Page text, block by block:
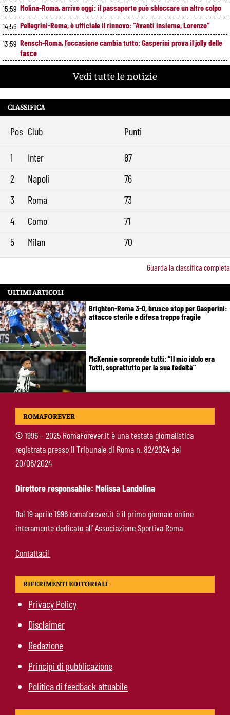
15:59 Molina-Roma, arrivo oggi: il passaporto può sbloccare un altro colpo
14:56 Pellegrini-Roma, è ufficiale il rinnovo: “Avanti insieme, Lorenzo”
13:59 Rensch-Roma, l’occasione cambia tutto: Gasperini prova il jolly delle
fasce
Kumbulla lascia la Roma: ufficiale il prestito al Rayo Vallecano
11:49
10:41 Rowe chiude alla Roma: “Sono concentrato sul Bologna”. Poi esalta
9:32
Mercato Roma, Gasperini aspetta ancora il suo trequartista: Nusa
sfuma, ora Fofana e Gittens
Vedi tutte le notizie
CLASSIFICA
Pos Club Punti
1 Inter
87
2
Napoli
76
3
Roma
73
4
Como
71
5
Milan 70
Guarda la classifica completa
ULTIMI ARTICOLI
Brighton-Roma 3-0, brusco stop per Gasperini:
attacco sterile e difesa troppo fragile
McKennie sorprende tutti: “Il mio idolo era
Totti, soprattutto per la sua fedeltà”
Roma-Endrick, Gasperini ci prova davvero:
Pellegrini-Roma, è ufficiale il rinnovo: “Avanti
insieme, Lorenzo”
ROMAFOREVER
©1996 – 2025 RomaForever.it è una testata giornalistica
registrata presso il Tribunale di Roma n. 82/2024 del
20/06/2024
Direttore responsabile: Melissa Landolina
Dal 19 aprile 1996 romaforever.it è il primo giornale online
interamente dedicato all’ Associazione Sportiva Roma
Contattaci!
RIFERIMENTI EDITORIALI
Privacy Policy
Disclaimer
Redazione
Principi di pubblicazione
Politica di feedback attuabile